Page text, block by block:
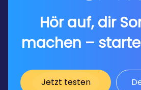
Hör auf, dir
machen –
Jetzt testen